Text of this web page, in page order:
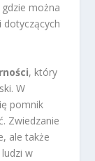
można
, który
W
pomnik
Zwiedzanie
ale także
w